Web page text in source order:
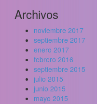
Archivos
noviembre 2017
septiembre 2017
enero 2017
febrero 2016
septiembre 2015
julio 2015
junio 2015
mayo 2015